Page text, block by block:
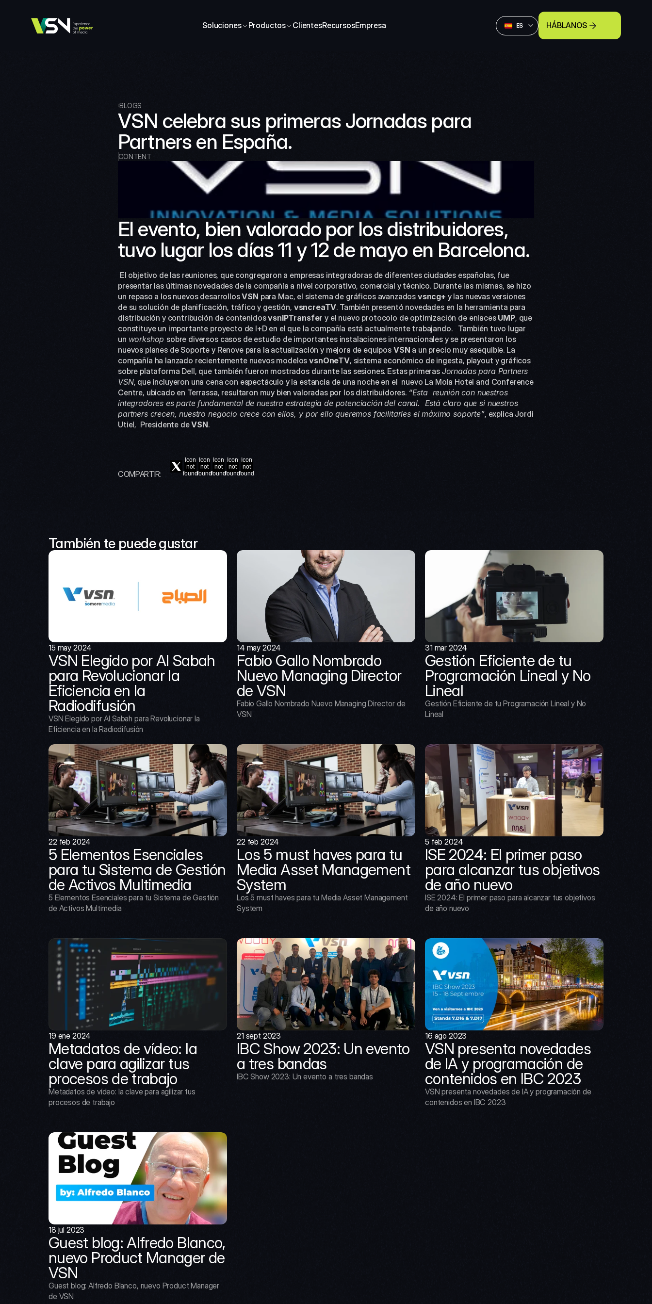
Soluciones Productos ClientesRecursosEmpresa
Select Language
Spanish (Spain)
ES HÁBLANOS
BLOGS
VSN celebra sus primeras Jornadas para
Partners en España.
CONTENT
El evento, bien valorado por los distribuidores,
tuvo lugar los días 11 y 12 de mayo en Barcelona.
presentar las últimas novedades de la compañía a nivel corporativo, comercial y técnico. Durante las mismas, se hizo
un repaso a los nuevos desarrollos VSN para Mac, el sistema de gráficos avanzados vsncg+ y las nuevas versiones
de su solución de planificación, tráfico y gestión, vsncreaTV. También presentó novedades en la herramienta para
distribución y contribución de contenidos vsnIPTransfer y el nuevo protocolo de optimización de enlaces UMP, que
constituye un importante proyecto de I+D en el que la compañía está actualmente trabajando.   También tuvo lugar
un workshop sobre diversos casos de estudio de importantes instalaciones internacionales y se presentaron los
nuevos planes de Soporte y Renove para la actualización y mejora de equipos VSN a un precio muy asequible. La
compañía ha lanzado recientemente nuevos modelos vsnOneTV, sistema económico de ingesta, playout y gráficos
sobre plataforma Dell, que también fueron mostrados durante las sesiones. Estas primeras Jornadas para Partners
VSN, que incluyeron una cena con espectáculo y la estancia de una noche en el  nuevo La Mola Hotel and Conference
Centre, ubicado en Terrassa, resultaron muy bien valoradas por los distribuidores. “Esta  reunión con nuestros
integradores es parte fundamental de nuestra estrategia de potenciación del canal.  Está claro que si nuestros
partners crecen, nuestro negocio crece con ellos, y por ello queremos facilitarles el máximo soporte”, explica Jordi
Utiel,  Presidente de VSN.
COMPARTIR:
Icon
not
found
Icon
not
found
Icon
not
found
Icon
not
found
Icon
not
found
También te puede gustar
15 may 2024
VSN Elegido por Al Sabah
para Revolucionar la
Eficiencia en la
Radiodifusión
VSN Elegido por Al Sabah para Revolucionar la
Eficiencia en la Radiodifusión
14 may 2024
Fabio Gallo Nombrado
Nuevo Managing Director
de VSN
Fabio Gallo Nombrado Nuevo Managing Director de
VSN
31 mar 2024
Gestión Eficiente de tu
Programación Lineal y No
Lineal
Gestión Eficiente de tu Programación Lineal y No
Lineal
22 feb 2024
5 Elementos Esenciales
para tu Sistema de Gestión
de Activos Multimedia
5 Elementos Esenciales para tu Sistema de Gestión
de Activos Multimedia
22 feb 2024
Los 5 must haves para tu
Media Asset Management
System
Los 5 must haves para tu Media Asset Management
System
5 feb 2024
ISE 2024: El primer paso
para alcanzar tus objetivos
de año nuevo
ISE 2024: El primer paso para alcanzar tus objetivos
de año nuevo
19 ene 2024
Metadatos de vídeo: la
clave para agilizar tus
procesos de trabajo
Metadatos de vídeo: la clave para agilizar tus
procesos de trabajo
21 sept 2023
IBC Show 2023: Un evento
a tres bandas
IBC Show 2023: Un evento a tres bandas
16 ago 2023
VSN presenta novedades
de IA y programación de
contenidos en IBC 2023
VSN presenta novedades de IA y programación de
contenidos en IBC 2023
18 jul 2023
Guest blog: Alfredo Blanco,
nuevo Product Manager de
VSN
Guest blog: Alfredo Blanco, nuevo Product Manager
de VSN